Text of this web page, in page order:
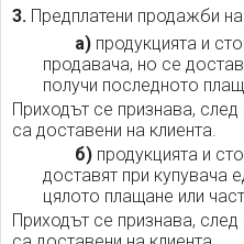
3. Предплатени продажби
а)продукцията и
продавача, но се
получи последното
Приходът се признава, след
са доставени на клиента.
б)продукцията и
доставят при купувача
цялото плащане или
Приходът се признава, след